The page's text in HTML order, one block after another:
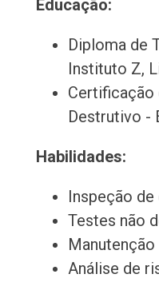
Educação:
Diploma de
Instituto Z,
Certificação
Destrutivo -
Habilidades:
Inspeção
Testes não
Análise de